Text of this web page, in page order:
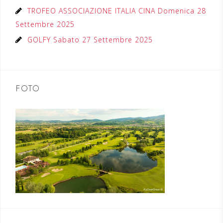
TROFEO ASSOCIAZIONE ITALIA CINA Domenica 28
Settembre 2025
GOLFY Sabato 27 Settembre 2025
FOTO